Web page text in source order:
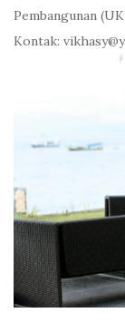
Pembangunan
Kontak: